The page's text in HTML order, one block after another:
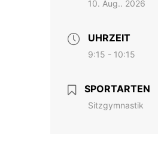
10. Aug.. 2026
UHRZEIT
9:15 - 10:15
SPORTARTEN
Sitzgymnastik